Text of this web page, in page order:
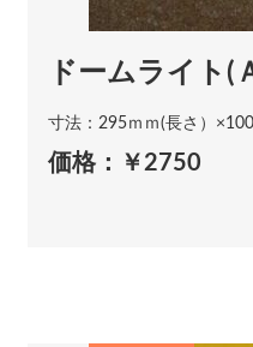
ドームライト(
寸法：295ｍｍ(長さ）×100
価格：￥2750